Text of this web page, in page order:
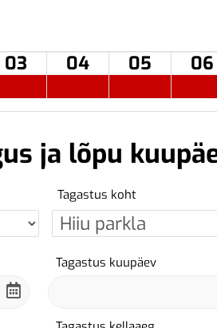
03 04 05 06
ja lõpu
Tagastus koht
Tagastus kuupäev